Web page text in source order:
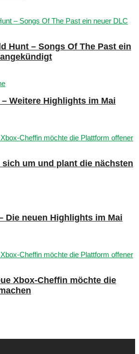
Hunt – Songs Of The Past ein
– Weitere Highlights im Mai
sich um und plant die nächsten
Die neuen Highlights im Mai
Xbox-Cheffin möchte die